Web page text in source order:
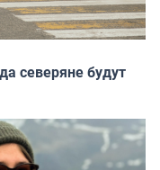
северяне будут